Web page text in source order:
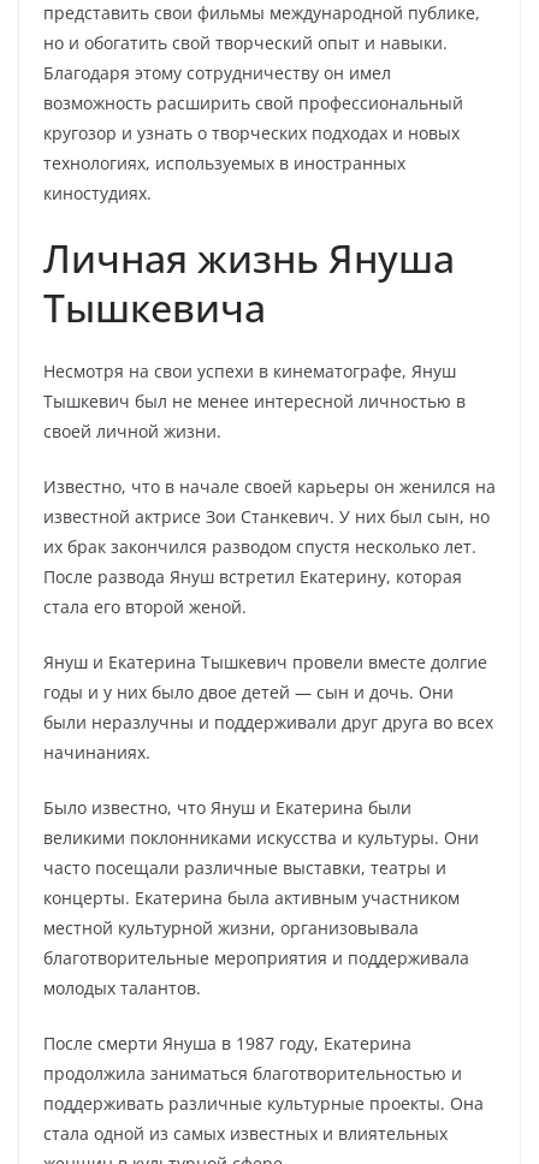
представить свои фильмы международной публике,
но и обогатить свой творческий опыт и навыки.
Благодаря этому сотрудничеству он имел
возможность расширить свой профессиональный
кругозор и узнать о творческих подходах и новых
технологиях, используемых в иностранных
киностудиях.
Личная жизнь Януша
Тышкевича
Несмотря на свои успехи в кинематографе, Януш
Тышкевич был не менее интересной личностью в
своей личной жизни.
Известно, что в начале своей карьеры он женился на
известной актрисе Зои Станкевич. У них был сын, но
их брак закончился разводом спустя несколько лет.
После развода Януш встретил Екатерину, которая
стала его второй женой.
Януш и Екатерина Тышкевич провели вместе долгие
годы и у них было двое детей — сын и дочь. Они
были неразлучны и поддерживали друг друга во всех
начинаниях.
Было известно, что Януш и Екатерина были
великими поклонниками искусства и культуры. Они
часто посещали различные выставки, театры и
концерты. Екатерина была активным участником
местной культурной жизни, организовывала
благотворительные мероприятия и поддерживала
молодых талантов.
После смерти Януша в 1987 году, Екатерина
продолжила заниматься благотворительностью и
поддерживать различные культурные проекты. Она
стала одной из самых известных и влиятельных